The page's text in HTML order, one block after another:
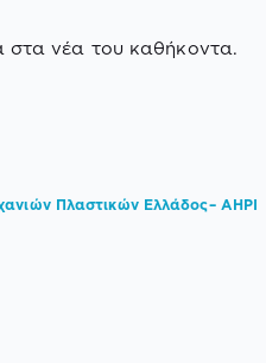
στα νέα του καθήκοντα.
Πλαστικών Ελλάδος– AHPI